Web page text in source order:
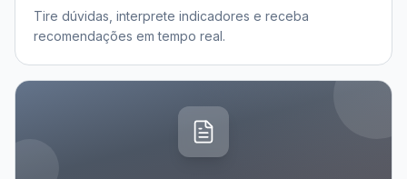
Tire dúvidas, interprete indicadores e receba
recomendações em tempo real.